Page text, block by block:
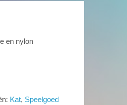
en nylon
Kat, Speelgoed